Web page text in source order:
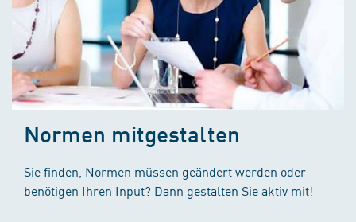
Normen mitgestalten
Sie finden, Normen müssen geändert werden oder
benötigen Ihren Input? Dann gestalten Sie aktiv mit!